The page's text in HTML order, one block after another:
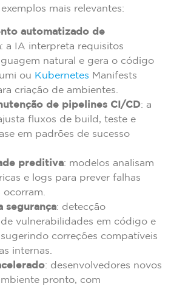
mais relevantes:
automatizado de
: a IA interpreta requisitos
natural e gera o código
ou Kubernetes Manifests
criação de ambientes.
de pipelines CI/CD: a
fluxos de build, teste e
em padrões de sucesso
preditiva: modelos analisam
e logs para prever falhas
segurança: detecção
vulnerabilidades em código e
correções compatíveis
internas.
: desenvolvedores novos
pronto, com